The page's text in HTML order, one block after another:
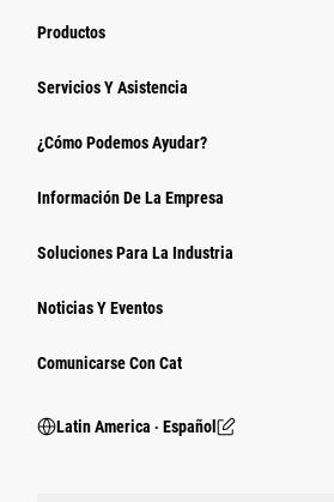
Productos
Servicios Y Asistencia
¿Cómo Podemos Ayudar?
Información De La Empresa
Soluciones Para La Industria
Noticias Y Eventos
Comunicarse Con Cat
Latin America ‧ Español